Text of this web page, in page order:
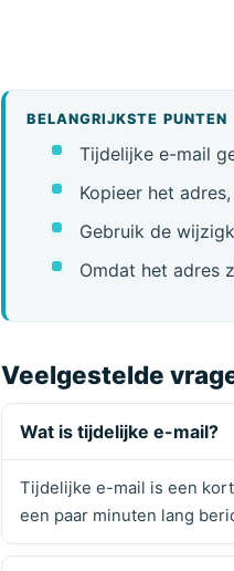
BELANGRIJKSTE PUNTEN
Tijdelijke e-mail
Kopieer het
Gebruik de
Omdat het adres
Veelgestelde
Wat is tijdelijke e-mail?
Tijdelijke e-mail is een
een paar minuten lang